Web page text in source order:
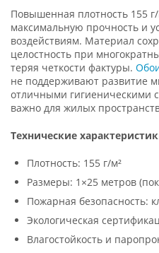
Повышенная плотность 155
максимальную прочность и
воздействиям. Материал
целостность при
теряя четкости фактуры.
не поддерживают развитие
отличными гигиеническими
важно для жилых
Технические
Плотность: 155 г/м²
Размеры: 1×25 метров
Пожарная безопасность:
Экологическая
Влагостойкость и